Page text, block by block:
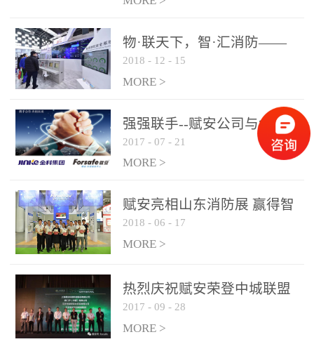
力和闲难，同时也将造成
巨大的经济损失和社会影
响，基至还会造成人员伤
亡。图像型火灾探测器正
是针对这种高大空间建筑
物的消防设施、设备通过
现场图像的实时获取、预
处理和特征提取分析，实
现火焰的跟踪和识别。能
更早的进行预警，达到早
报早防的效果。 系统构
成示意图： 图像型火灾
和监控端两大部分组成。
两者之间通过以太网相
联，一台监控主机最多可
物·联天下，智·汇消防——
赋安F&S 2018上海消防展圆
满落幕
2018 - 12 - 15
MORE >
强强联手--赋安公司与金科
集团达成战略合作协议
2017 - 07 - 21
MORE >
赋安亮相山东消防展 赢得智
慧消防新荣耀
2018 - 06 - 17
MORE >
热烈庆祝赋安荣登中城联盟
联合采购战略合作平台
2017 - 09 - 28
MORE >